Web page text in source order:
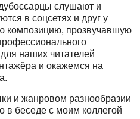
слушают и
в соцсетях и друг у
композицию, прозвучавшую
наших читателей
и окажемся на
и жанровом разнообразии
в беседе с моим коллегой